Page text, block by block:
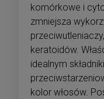
komórkowe i
zmniejsza
keratoidów.
idealnym
kolor włosów.